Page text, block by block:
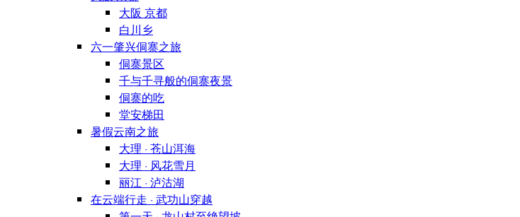
大阪 京都
白川乡
六一肇兴侗寨之旅
侗寨景区
千与千寻般的侗寨夜景
侗寨的吃
堂安梯田
暑假云南之旅
大理 · 苍山洱海
大理 · 风花雪月
丽江 · 泸沽湖
在云端行走 · 武功山穿越